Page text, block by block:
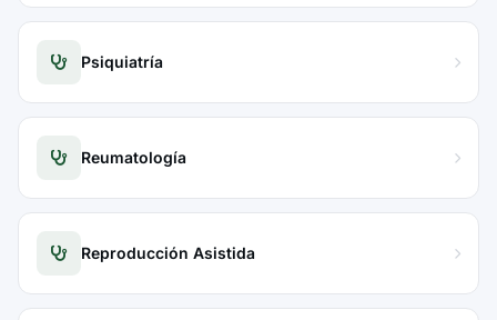
Psiquiatría
Reumatología
Reproducción Asistida